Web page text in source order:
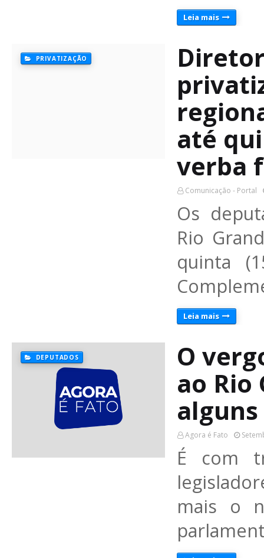
Leia mais
PRIVATIZAÇÃO
até
verba
Comunicação - Portal
Os
Rio
quinta
Leia mais
DEPUTADOS
O
ao
Agora é Fato
É com
mais o